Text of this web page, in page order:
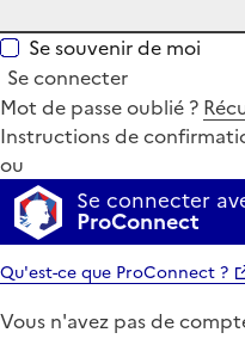
Se souvenir de moi
Se connecter
Mot de passe oublié ?
Instructions de
ou
Se connecter
ProConnect
Qu'est-ce que ProConnect ?
Vous n'avez pas de